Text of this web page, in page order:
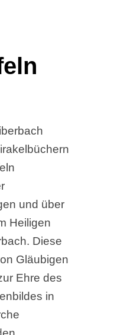
und über
Heiligen
Diese
Gläubigen
Ehre des
in